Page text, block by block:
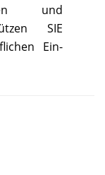
und
SIE
Ein-